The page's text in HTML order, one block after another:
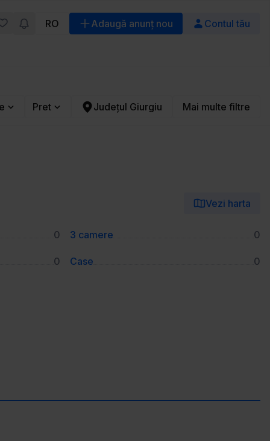
RO Adaugă anunț nou Contul tău
Pret Județul Giurgiu Mai multe filtre
Vezi harta
0 3 camere 0
0 Case 0